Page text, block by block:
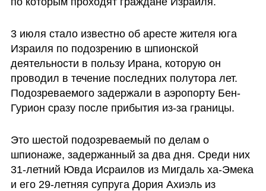
3 июля стало известно об аресте жителя юга
Израиля по подозрению в шпионской
деятельности в пользу Ирана, которую он
проводил в течение последних полутора лет.
Подозреваемого задержали в аэропорту Бен-
Гурион сразу после прибытия из-за границы.
Это шестой подозреваемый по делам о
шпионаже, задержанный за два дня. Среди них
31-летний Ювда Исраилов из Мигдаль ха-Эмека
и его 29-летняя супруга Дория Ахиэль из